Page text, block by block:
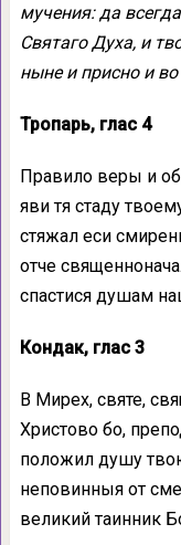
мучения: да
Святаго Духа, и
ныне и присно и
Тропарь, глас 4
Правило веры и
яви тя стаду
стяжал еси
отче
спастися душам
Кондак, глас 3
В Мирех, святе,
Христово бо,
положил душу
неповинныя от
великий таинник